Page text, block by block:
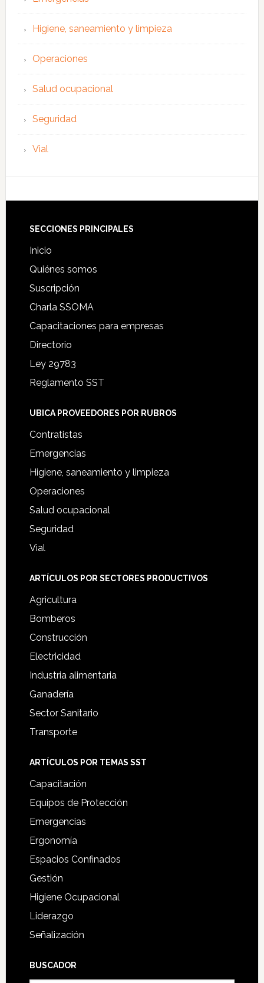
Higiene, saneamiento y limpieza
Operaciones
Salud ocupacional
Seguridad
Vial
Footer
SECCIONES PRINCIPALES
Inicio
Quiénes somos
Suscripción
Charla SSOMA
Capacitaciones para empresas
Directorio
Ley 29783
Reglamento SST
UBICA PROVEEDORES POR RUBROS
Contratistas
Emergencias
Higiene, saneamiento y limpieza
Operaciones
Salud ocupacional
Seguridad
Vial
ARTÍCULOS POR SECTORES PRODUCTIVOS
Agricultura
Bomberos
Construcción
Electricidad
Industria alimentaria
Ganadería
Sector Sanitario
Transporte
ARTÍCULOS POR TEMAS SST
Capacitación
Equipos de Protección
Emergencias
Ergonomía
Espacios Confinados
Gestión
Higiene Ocupacional
Liderazgo
Señalización
BUSCADOR